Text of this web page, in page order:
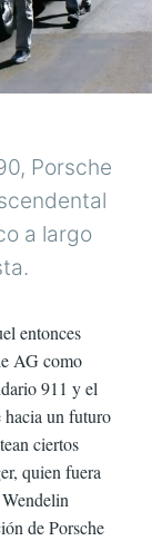
Porsche
a largo
entonces
AG como
911 y el
hacia un futuro
ciertos
quien fuera
de Porsche